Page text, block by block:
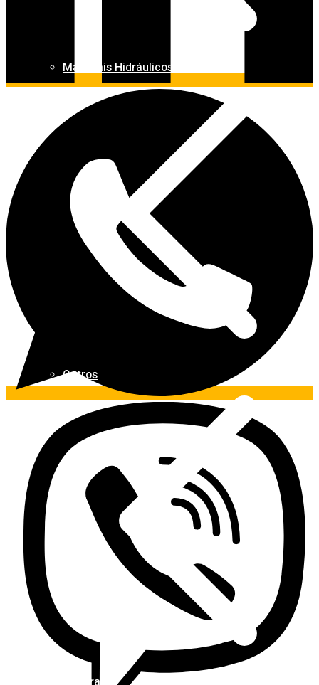
Materiais Hidráulicos
Outros